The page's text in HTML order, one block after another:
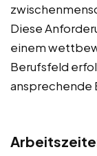
Diese
einem
Berufsfeld
ansprechende